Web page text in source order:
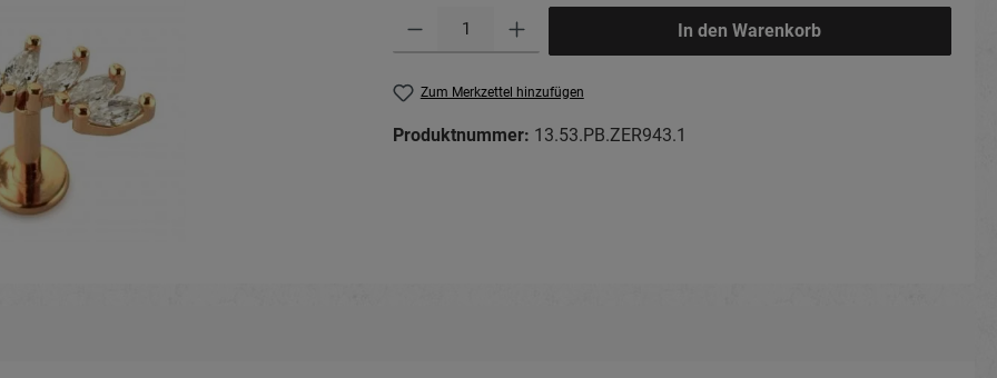
In den Warenkorb
Zum Merkzettel hinzufügen
Produktnummer: 13.53.PB.ZER943.1